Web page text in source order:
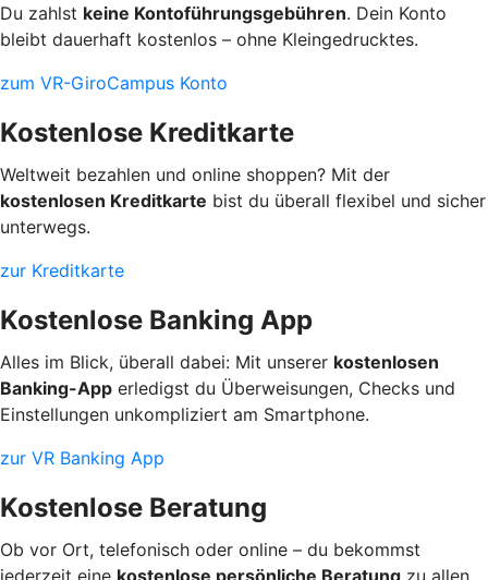
Du zahlst keine Kontoführungsgebühren. Dein Konto
bleibt dauerhaft kostenlos – ohne Kleingedrucktes.
zum VR-GiroCampus Konto
Kostenlose Kreditkarte
Weltweit bezahlen und online shoppen? Mit der
kostenlosen Kreditkarte bist du überall flexibel und sicher
unterwegs.
zur Kreditkarte
Kostenlose Banking App
Alles im Blick, überall dabei: Mit unserer kostenlosen
Banking-App erledigst du Überweisungen, Checks und
Einstellungen unkompliziert am Smartphone.
zur VR Banking App
Kostenlose Beratung
Ob vor Ort, telefonisch oder online – du bekommst
jederzeit eine kostenlose persönliche Beratung zu allen